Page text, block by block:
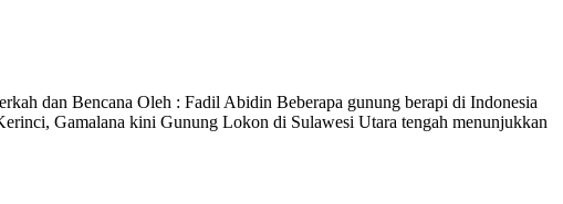
dan Bencana Oleh : Fadil Abidin Beberapa gunung berapi di Indonesia
Gamalana kini Gunung Lokon di Sulawesi Utara tengah menunjukkan